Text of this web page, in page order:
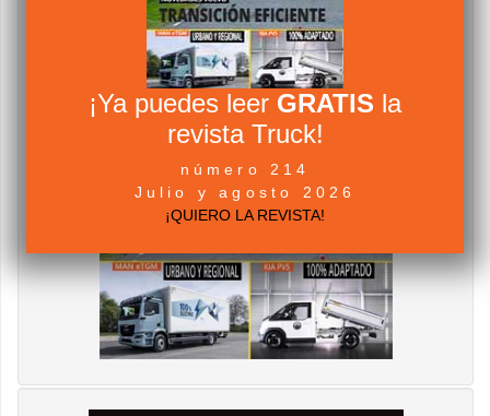
¡Ya puedes leer GRATIS la
revista Truck!
número 214
Julio y agosto 2026
¡QUIERO LA REVISTA!